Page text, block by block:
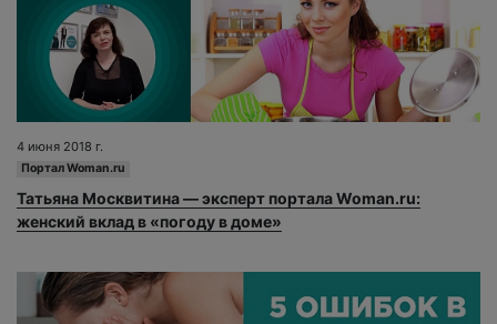
4 июня 2018 г.
Портал Woman.ru
Татьяна Москвитина — эксперт портала Woman.ru:
женский вклад в «погоду в доме»